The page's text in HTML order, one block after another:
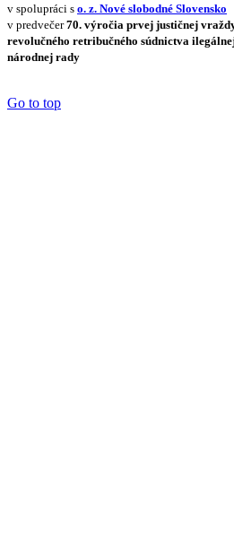
v spolupráci s o. z. Nové slobodné Slovensko
v predvečer70. výročia prvej justičnej
revolučného retribučného súdnictva
národnej rady
Go to top